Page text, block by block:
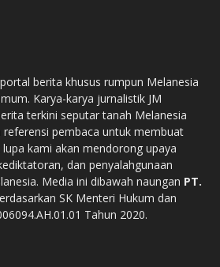
berita khusus rumpun Melanesia
Karya-karya jurnalistik JM
terkini seputar tanah Melanesia
pembaca untuk membuat
kami akan mendorong upaya
dan penyalahgunaan
Media ini dibawah naungan PT.
SK Menteri Hukum dan
Tahun 2020.